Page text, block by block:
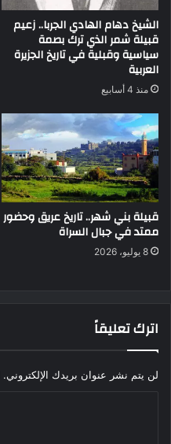
الشيخ دهام الهادي الجربا.. زعيم
قبيلة شمر الذي ترك بصمة
سياسية وقبلية في تاريخ الجزيرة
العربية
منذ 4 أسابيع
قبيلة بني شهر.. تاريخ عريق وحضور
ممتد في جبال السراة
8 يوليو، 2026
اترك تعليقاً
لن يتم نشر عنوان بريدك الإلكتروني.